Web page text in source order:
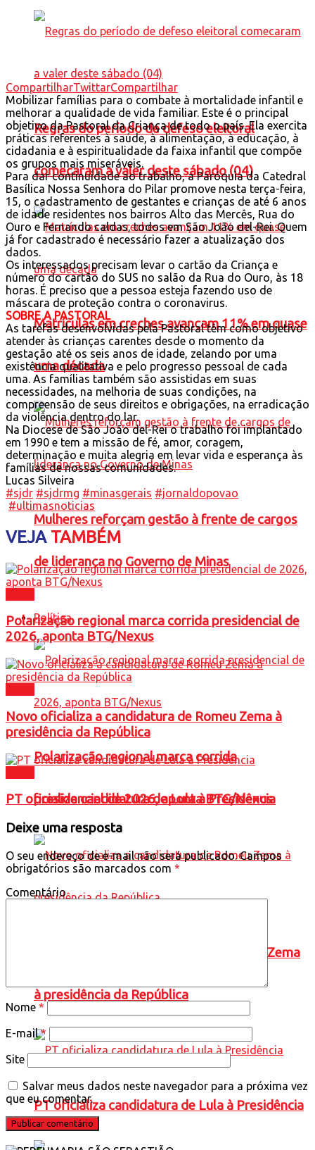
Regras do período de defeso eleitoral
comecaram a valer deste sábado (04)
Matrículas em creches avançam 11% em quase
uma década
Mulheres reforçam gestão à frente de cargos
de liderança no Governo de Minas
Política
Polarização regional marca corrida
presidencial de 2026, aponta BTG/Nexus
Novo oficializa a candidatura de Romeu Zema
à presidência da República
PT oficializa candidatura de Lula à Presidência
CompartilharTwittarCompartilhar
Mobilizar famílias para o combate à mortalidade infantil e
melhorar a qualidade de vida familiar. Este é o principal
objetivo da Pastoral da Criança de todo o país. Ela exercita
práticas referentes à saúde, à alimentação, à educação, à
cidadania e à espiritualidade da faixa infantil que compõe
os grupos mais miseráveis.
Para dar continuidade ao trabalho, a Paróquia da Catedral
Basílica Nossa Senhora do Pilar promove nesta terça-feira,
15, o cadastramento de gestantes e crianças de até 6 anos
de idade residentes nos bairros Alto das Mercês, Rua do
Ouro e Fernando caldas, todos em São João del-Rei. Quem
já for cadastrado é necessário fazer a atualização dos
dados.
Os interessados precisam levar o cartão da Criança e
número do cartão do SUS no salão da Rua do Ouro, às 18
horas. É preciso que a pessoa esteja fazendo uso de
máscara de proteção contra o coronavirus.
SOBRE A PASTORAL
As tarefas desenvolvidas pela Pastoral têm como objetivo
atender às crianças carentes desde o momento da
gestação até os seis anos de idade, zelando por uma
existência qualitativa e pelo progresso pessoal de cada
uma. As famílias também são assistidas em suas
necessidades, na melhoria de suas condições, na
compreensão de seus direitos e obrigações, na erradicação
da violência dentro do lar.
Na Diocese de São João del-Rei o trabalho foi implantado
em 1990 e tem a missão de fé, amor, coragem,
determinação e muita alegria em levar vida e esperança às
famílias de nossas comunidades.
Lucas Silveira
#sjdr #sjdrmg #minasgerais #jornaldopovao
#ultimasnoticias
VEJATAMBÉM
Polarização regional marca corrida presidencial de
2026, aponta BTG/Nexus
Novo oficializa a candidatura de Romeu Zema à
presidência da República
PT oficializa candidatura de Lula à Presidência
Deixe uma resposta
O seu endereço de e-mail não será publicado.Campos
obrigatórios são marcados com *
Comentário
Nome *
E-mail*
Site
Salvar meus dados neste navegador para a próxima vez
que eu comentar.